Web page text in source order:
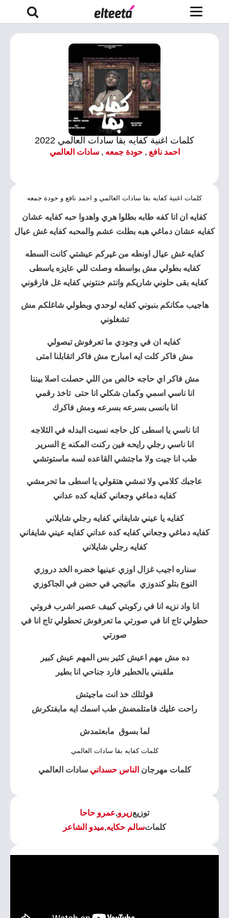
كلمات اغنية كفايه بقا سادات العالمي 2022
احمد نافع ,حودة جمعه ,سادات العالمي
كلمات اغنية كفايه بقا سادات العالمي و احمد نافع و حودة جمعه
كفايه ان انا كفه طابه بطلوا هري واهدوا حبه كفايه عشان
كفايه عشان دماغي هبه بطلت عشم والمحبه كفايه غش عيال
كفايه غش عيال اونطه من غيركم عيشتي كانت السطه
كفايه بطولي مش بواسطه وصلت للي عايزه ياسطى
كفايه بقى حلوني شاريكم وانتم خنتوني كفايه غل فارقوني
هاجيب مكانكم بنبوني كفايه لوحدي وبطولي شاغلكم مش
تشغلوني
كفايه ان في وجودي ما تعرفوش تبصولي
مش فاكر كلت ايه امبارح مش فاكر اتقابلنا امتى
مش فاكر اي حاجه خالص من اللي حصلت اصلا بيننا
انا ناسي اسمي وكمان شكلي انا حتى تاخذ رقمي
انا بانسى بسرعه بسرعه ومش فاكرك
انا ناسي يا اسطى كل حاجه نسيت البدله في الثلاجه
انا ناسي رجلي رايحه فين ركنت المكنه ع السرير
طب انا جيت ولا ماجتشي القاعده لسه ماستوتشي
عاجبك كلامي ولا تمشي هتقولي يا اسطى ما تحرمشي
كفايه دماغي وجعاني كفايه كده عداني
كفايه يا عيني شايفاني كفايه رجلي شايلاني
كفايه دماغي وجعاني كفايه كده عداني كفايه عيني شايفاني
كفايه رجلي شايلاني
سناره اجيب غزال اوزي عينيها خضره الخد دروزي
النوع بتلو كندوزي ماتيجي في حضن في الجاكوزي
انا واد نزيه انا في ركوبتي كييف عصير اشرب فروتي
حطولي تاج انا في صورتي ما تعرفوش تحطولي تاج انا في
صورتي
ده مش مهم اعيش كثير بس المهم عيش كبير
ملقبني بالخطير فارد جناحي انا بطير
قولتلك خذ انت ماجيتش
راحت عليك فامتلمضش طب اسمك ايه مابفتكرش
لما بسوق مابعتمدش
كلمات كفايه بقا سادات العالمي
كلمات مهرجان الناس حسداني سادات العالمي
توزيعزيرو,عمرو حاحا
كلماتسالم حكايه,ميدو الشاعر